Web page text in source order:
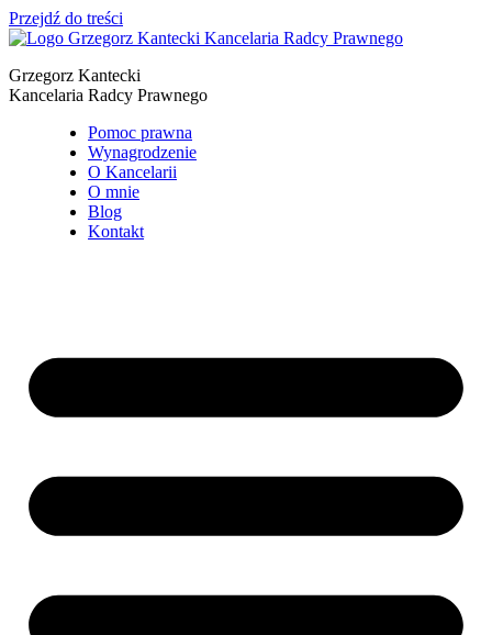
Przejdź do treści
Grzegorz Kantecki
Kancelaria Radcy Prawnego
Pomoc prawna
Wynagrodzenie
O Kancelarii
O mnie
Blog
Kontakt